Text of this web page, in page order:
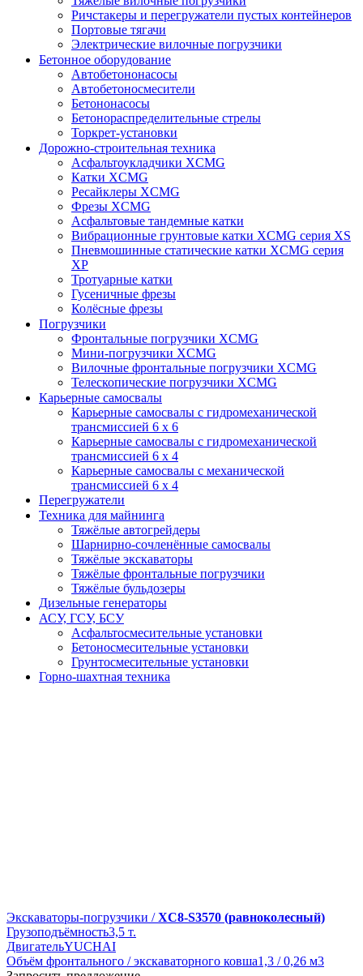
Ричстакеры и перегружатели пустых контейнеров
Портовые тягачи
Электрические вилочные погрузчики
Бетонное оборудование
Автобетононасосы
Автобетоносмесители
Бетононасосы
Бетонораспределительные стрелы
Торкрет-установки
Дорожно-строительная техника
Асфальтоукладчики XCMG
Катки XCMG
Ресайклеры XCMG
Фрезы XCMG
Асфальтовые тандемные катки
Вибрационные грунтовые катки XCMG серия XS
Пневмошинные статические катки XCMG серия
XP
Тротуарные катки
Гусеничные фрезы
Колёсные фрезы
Погрузчики
Фронтальные погрузчики XCMG
Мини-погрузчики XCMG
Вилочные фронтальные погрузчики XCMG
Телескопические погрузчики XCMG
Карьерные самосвалы
Карьерные самосвалы с гидромеханической
трансмиссией 6 х 6
Карьерные самосвалы с гидромеханической
трансмиссией 6 х 4
Карьерные самосвалы с механической
трансмиссией 6 х 4
Перегружатели
Техника для майнинга
Тяжёлые автогрейдеры
Шарнирно-сочленённые самосвалы
Тяжёлые экскаваторы
Тяжёлые фронтальные погрузчики
Тяжёлые бульдозеры
Дизельные генераторы
АСУ, ГСУ, БСУ
Асфальтосмесительные установки
Бетоносмесительные установки
Грунтосмесительные установки
Горно-шахтная техника
Экскаваторы-погрузчики /XC8-S3570 (равноколесный)
Грузоподъёмность3,5 т.
ДвигательYUCHAI
Объём фронтального / экскаваторного ковша1,3 / 0,26 м3